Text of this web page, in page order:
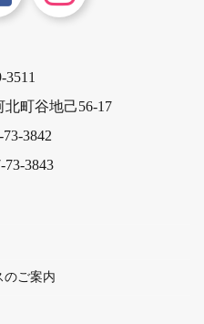
3511
町谷地己56-17
3842
73-3843
ご案内